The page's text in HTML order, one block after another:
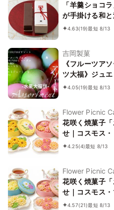
「羊羹ショコ
が手掛ける和
4.63(19)最短 8/13
吉岡製菓
《フルーツア
ツ大福》ジュ
4.05(19)最短 8/13
Flower Picnic
花咲く焼菓子
せ｜コスモス
仕様｜
4.25(4)最短 8/13
Flower Picnic
花咲く焼菓子
せ｜コスモス
アケース付き｜
4.57(21)最短 8/13